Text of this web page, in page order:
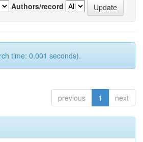
Authors/record
time: 0.001 seconds).
previous 1 next